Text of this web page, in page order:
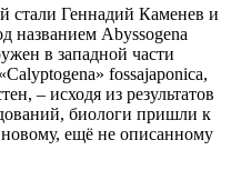
стали Геннадий Каменев и
Abyssogena
в западной части
fossajaponica,
– исходя из результатов
биологи пришли к
ещё не описанному